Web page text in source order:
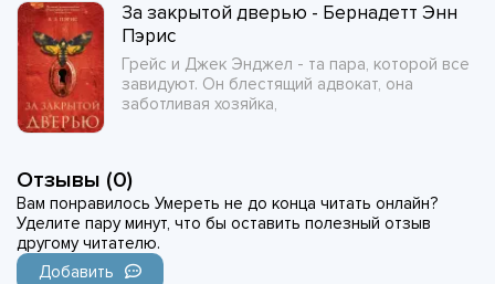
За закрытой дверью - Бернадетт Энн
Пэрис
Грейс и Джек Энджел - та пара, которой все
завидуют. Он блестящий адвокат, она
заботливая хозяйка,
Отзывы (0)
Вам понравилось Умереть не до конца читать онлайн?
Уделите пару минут, что бы оставить полезный отзыв
другому читателю.
Добавить